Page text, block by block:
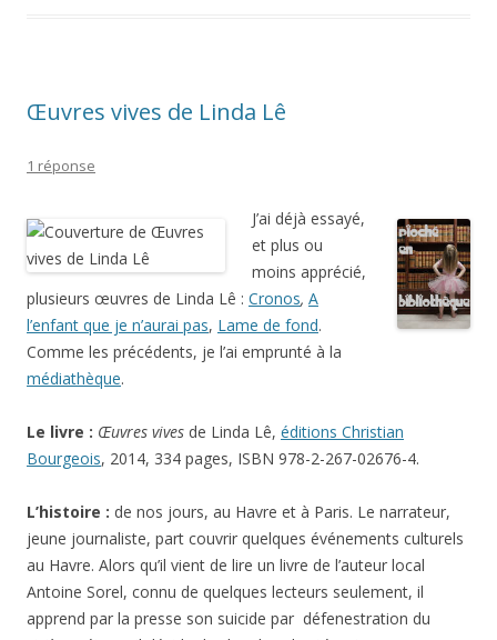
Œuvres vives de Linda Lê
1 réponse
J’ai déjà essayé,
et plus ou
moins apprécié,
plusieurs œuvres de Linda Lê : Cronos, A
l’enfant que je n’aurai pas, Lame de fond.
Comme les précédents, je l’ai emprunté à la
médiathèque.
Le livre : Œuvres vives de Linda Lê, éditions Christian
Bourgeois, 2014, 334 pages, ISBN 978-2-267-02676-4.
L’histoire : de nos jours, au Havre et à Paris. Le narrateur,
jeune journaliste, part couvrir quelques événements culturels
au Havre. Alors qu’il vient de lire un livre de l’auteur local
Antoine Sorel, connu de quelques lecteurs seulement, il
apprend par la presse son suicide par défenestration du